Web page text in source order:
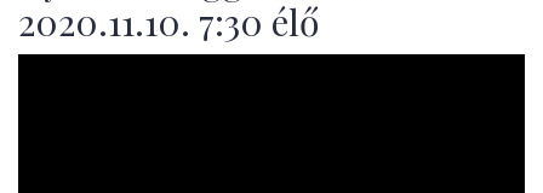
2020.11.10. 7:30 élő